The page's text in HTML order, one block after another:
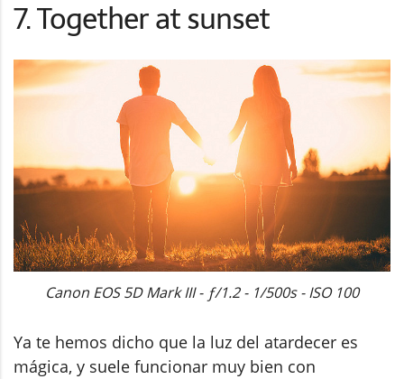
7. Together at sunset
Canon EOS 5D Mark III - ƒ/1.2 - 1/500s - ISO 100
Ya te hemos dicho que la luz del atardecer es
mágica, y suele funcionar muy bien con